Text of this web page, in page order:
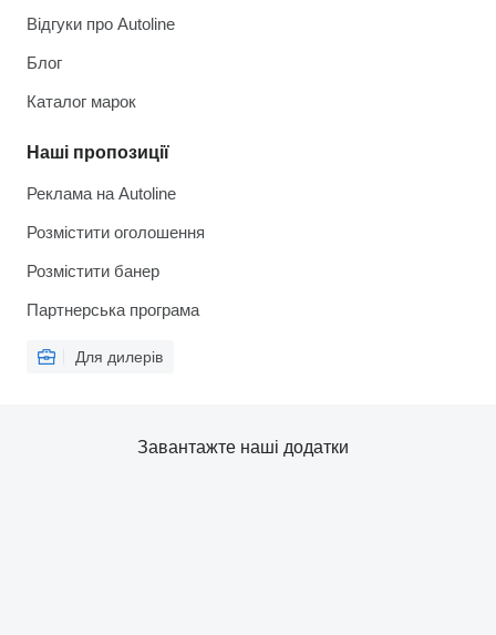
Відгуки про Autoline
Блог
Каталог марок
Наші пропозиції
Реклама на Autoline
Розмістити оголошення
Розмістити банер
Партнерська програма
Для дилерів
Завантажте наші додатки